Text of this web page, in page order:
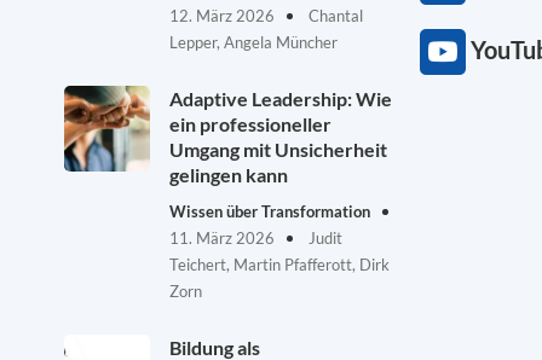
12. März 2026
Chantal
Lepper, Angela Müncher
Adaptive Leadership: Wie
ein professioneller
Umgang mit Unsicherheit
gelingen kann
Wissen über Transformation
11. März 2026
Judit
Teichert, Martin Pfafferott, Dirk
Zorn
Bildung als